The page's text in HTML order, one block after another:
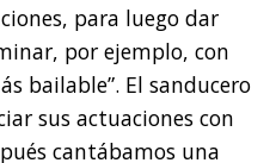
para luego dar
por ejemplo, con
bailable”. El sanducero
sus actuaciones con
cantábamos una